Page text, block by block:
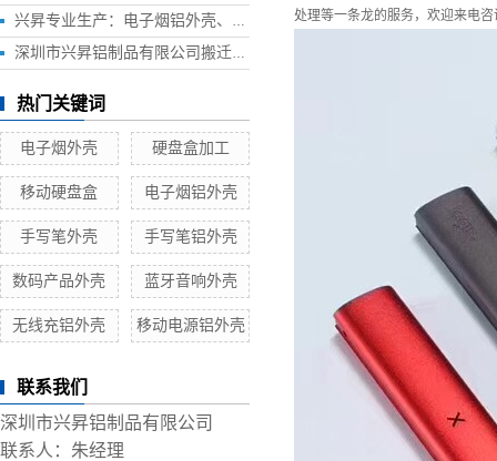
兴昇专业生产：电子烟铝外壳、电子烟外壳、HUB铝外壳、移动电源外壳、无线充铝外壳等铝制品外壳
深圳市兴昇铝制品有限公司搬迁联络函
热门关键词
电子烟外壳 硬盘盒加工
移动硬盘盒 电子烟铝外壳
手写笔外壳 手写笔铝外壳
数码产品外壳 蓝牙音响外壳
无线充铝外壳 移动电源铝外壳
联系我们
深圳市兴昇铝制品有限公司
联系人：朱经理
处理等一条龙的服务，欢迎来电咨